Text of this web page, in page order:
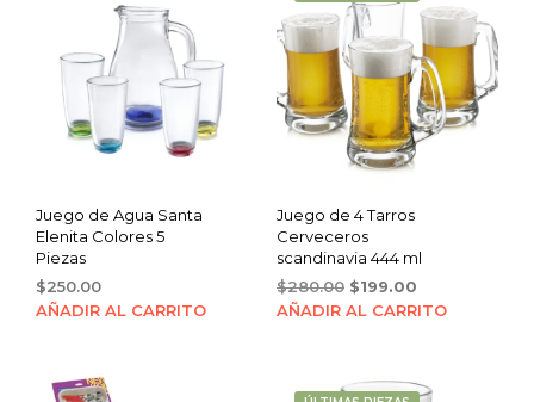
Juego de Agua Santa
Elenita Colores 5
Piezas
$250.00
AÑADIR AL CARRITO
Juego de 4 Tarros
Cerveceros
scandinavia 444 ml
$280.00 Original
price
$199.00Current
price
AÑADIR AL CARRITO